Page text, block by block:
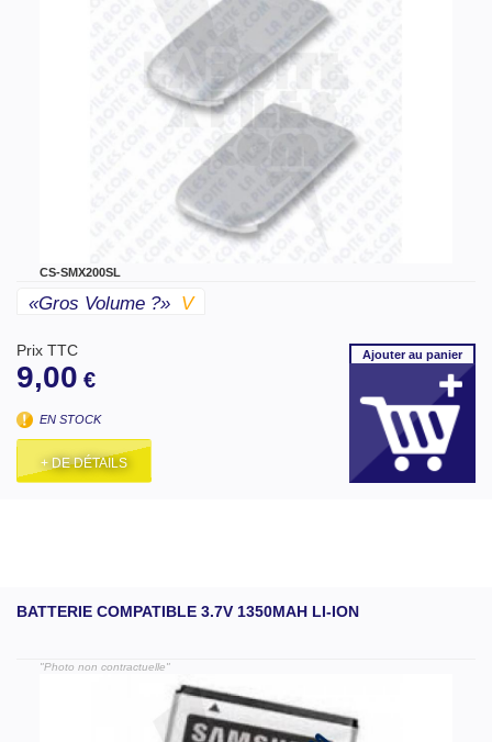
CS-SMX200SL
«gros Volume ?» V
Prix TTC
9,00 €
EN STOCK
+ DE DÉTAILS
Ajouterau panier
BATTERIE COMPATIBLE 3.7V 1350MAH LI-ION
"Photo non contractuelle"